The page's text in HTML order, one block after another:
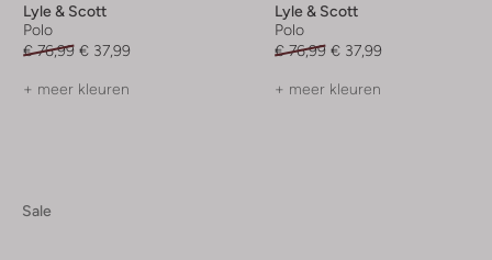
Lyle & Scott
Polo
€ 76,99 € 37,99
+ meer kleuren
Lyle & Scott
Polo
€ 76,99 € 37,99
+ meer kleuren
Sale